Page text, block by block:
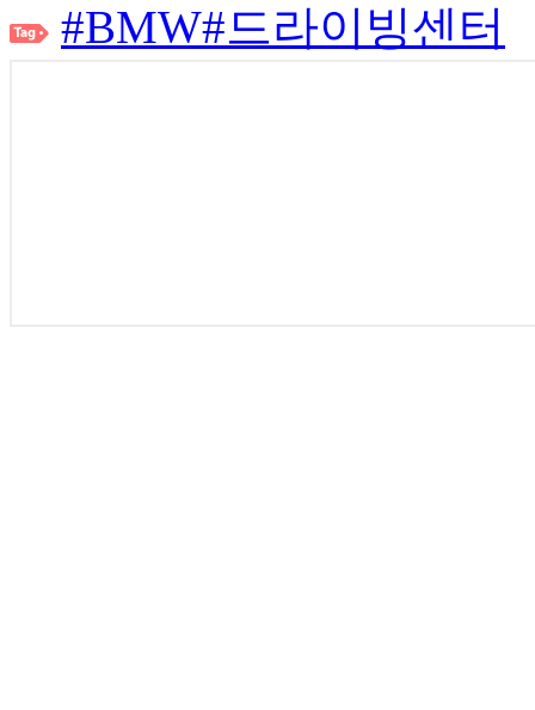
#BMW#드라이빙센터